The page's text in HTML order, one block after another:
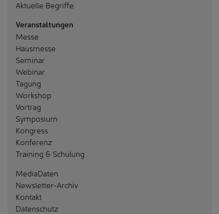
Aktuelle Begriffe
Veranstaltungen
Messe
Hausmesse
Seminar
Webinar
Tagung
Workshop
Vortrag
Symposium
Kongress
Konferenz
Training & Schulung
MediaDaten
Newsletter-Archiv
Kontakt
Datenschutz